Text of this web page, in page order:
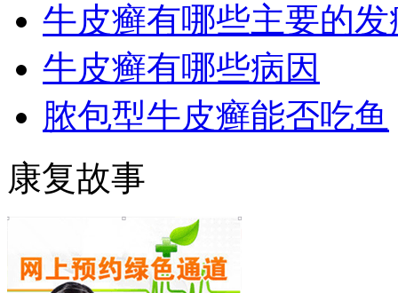
牛皮癣有哪些主要的
牛皮癣有哪些病因
脓包型牛皮癣能否吃鱼
康复故事